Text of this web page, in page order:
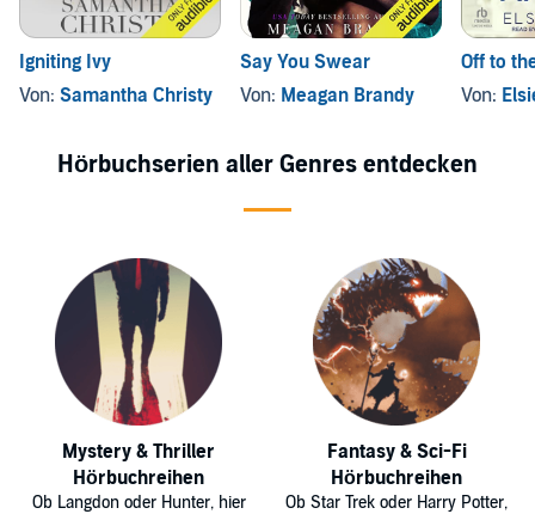
Igniting Ivy
Von: Samantha Christy
Say You Swear
Von: Meagan Brandy
Off to
Von:
Hörbuchserien aller Genres entdecken
Mystery & Thriller
Hörbuchreihen
Ob Langdon oder Hunter, hier
Fantasy & Sci-Fi
Hörbuchreihen
Ob Star Trek oder Harry Potter,